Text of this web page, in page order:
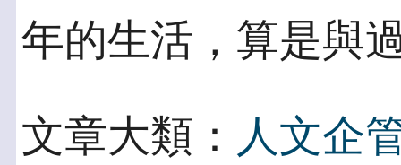
年的生活，算是與
文章大類： 人文企